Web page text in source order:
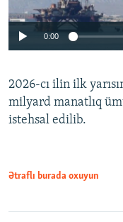
Auto
0:00
2026-cı ilin ilk
milyard manatlıq
istehsal edilib.
Ətraflı burada oxuyun